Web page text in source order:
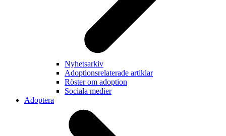
Nyhetsarkiv
Adoptionsrelaterade artiklar
Röster om adoption
Sociala medier
Adoptera